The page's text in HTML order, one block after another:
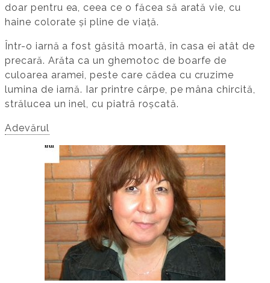
doar pentru ea, ceea ce o făcea să arată vie, cu
haine colorate și pline de viață.
Într-o iarnă a fost găsită moartă, în casa ei atât de
precară. Arăta ca un ghemotoc de boarfe de
culoarea aramei, peste care cădea cu cruzime
lumina de iarnă. Iar printre cârpe, pe mâna chircită,
strălucea un inel, cu piatră roșcată.
Adevărul